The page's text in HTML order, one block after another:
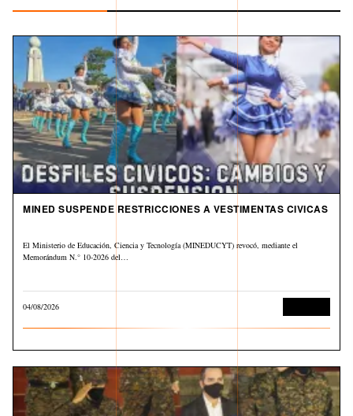
MINED SUSPENDE RESTRICCIONES A VESTIMENTAS CIVICAS
El Ministerio de Educación, Ciencia y Tecnología (MINEDUCYT) revocó, mediante el
Memorándum N.° 10-2026 del…
04/08/2026